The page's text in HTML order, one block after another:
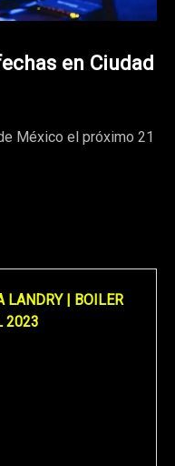
en Ciudad
México el próximo 21
LANDRY | BOILER
2023